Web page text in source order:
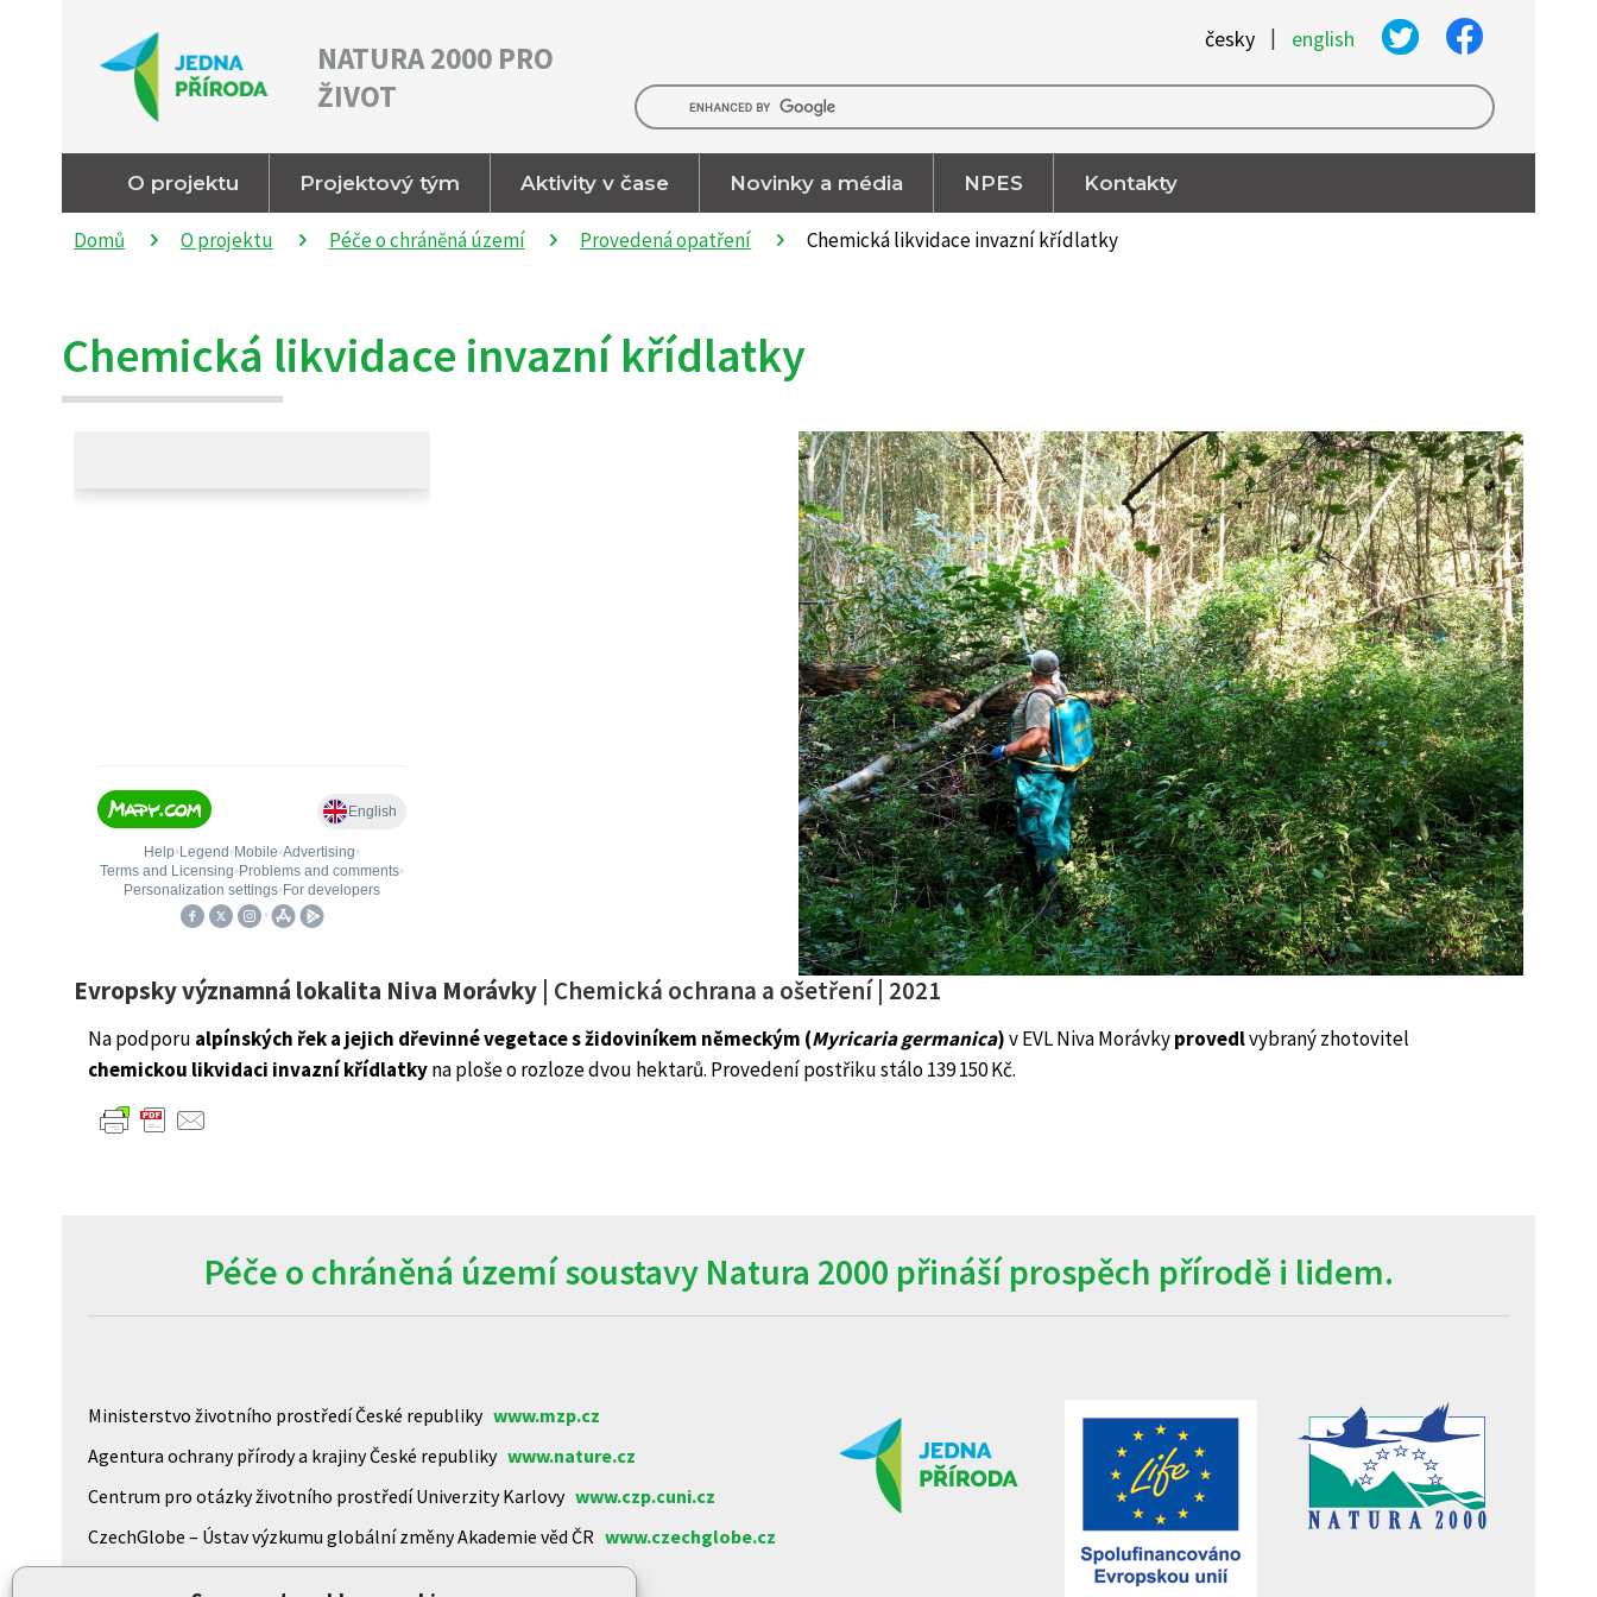
NATURA 2000 PRO
ŽIVOT
česky | english
O projektu Projektový tým Aktivity v čase Novinky a média NPES Kontakty
Domů O projektu Péče o chráněná území Provedená opatření Chemická likvidace invazní křídlatky
Chemická likvidace invazní křídlatky
Evropsky významná lokalita Niva Morávky | Chemická ochrana a ošetření | 2021
Na podporu alpínských řek a jejich dřevinné vegetace s židoviníkem německým (Myricaria germanica)v EVL Niva Morávkyprovedlvybraný zhotovitel
chemickou likvidaci invazní křídlatkyna ploše o rozloze dvou hektarů. Provedení postřiku stálo 139 150 Kč.
Péče o chráněná území soustavy Natura 2000 přináší prospěch přírodě i lidem.
Ministerstvo životního prostředí České republiky www.mzp.cz
Agentura ochrany přírody a krajiny České republiky www.nature.cz
Centrum pro otázky životního prostředí Univerzity Karlovy www.czp.cuni.cz
CzechGlobe – Ústav výzkumu globální změny Akademie věd ČR www.czechglobe.cz